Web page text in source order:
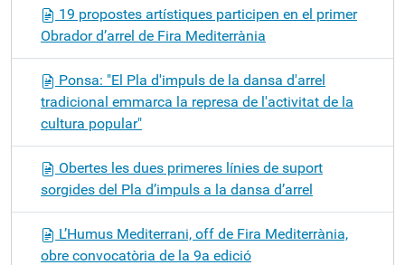
19 propostes artístiques participen en el primer
Obrador d’arrel de Fira Mediterrània
Ponsa: "El Pla d'impuls de la dansa d'arrel
tradicional emmarca la represa de l'activitat de la
cultura popular"
Obertes les dues primeres línies de suport
sorgides del Pla d’impuls a la dansa d’arrel
L’Humus Mediterrani, off de Fira Mediterrània,
obre convocatòria de la 9a edició